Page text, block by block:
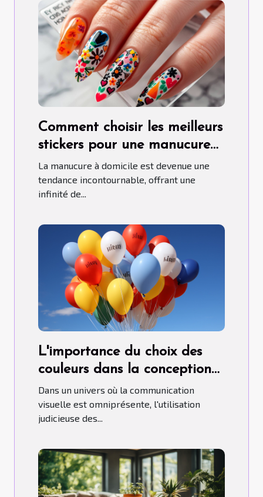
Comment choisir les meilleurs
stickers pour une manucure
maison parfaite
La manucure à domicile est devenue une
tendance incontournable, offrant une
infinité de...
L'importance du choix des
couleurs dans la conception
de ballons publicitaires
hélium.
Dans un univers où la communication
visuelle est omniprésente, l'utilisation
judicieuse des...